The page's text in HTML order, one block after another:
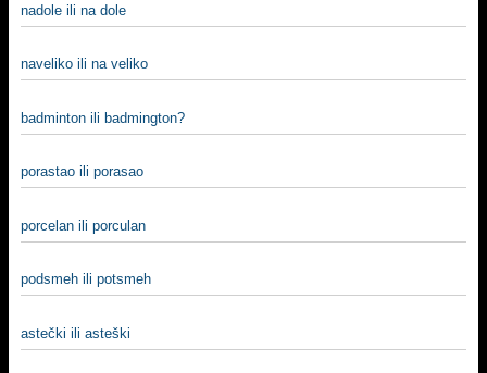
nadole ili na dole
naveliko ili na veliko
badminton ili badmington?
porastao ili porasao
porcelan ili porculan
podsmeh ili potsmeh
astečki ili asteški